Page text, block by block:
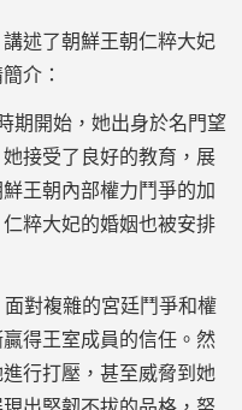
述了朝鮮王朝仁粹大妃
介：
期開始，她出身於名門望
接受了良好的教育，展
王朝內部權力鬥爭的加
粹大妃的婚姻也被安排
對複雜的宮廷鬥爭和權
得王室成員的信任。然
行打壓，甚至威脅到她